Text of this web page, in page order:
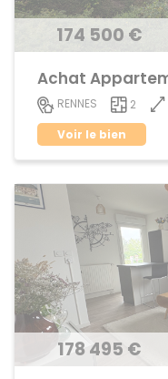
174 500 €
RENNES 2
Voir le bien
178 495 €